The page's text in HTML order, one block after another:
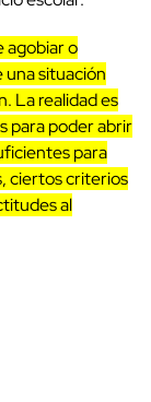
agobiar o
una situación
La realidad es
para poder abrir
para
ciertos criterios
al